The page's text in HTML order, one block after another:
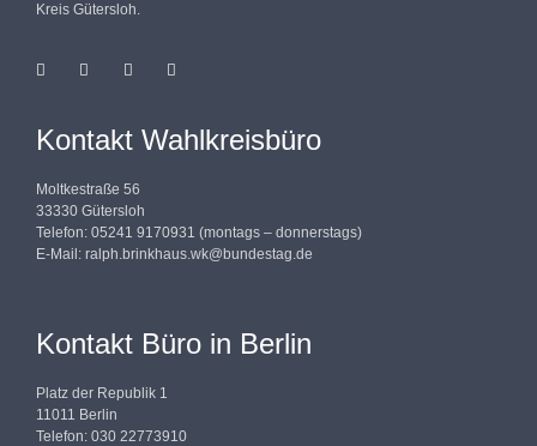
Kreis Gütersloh.
Kontakt Wahlkreisbüro
Moltkestraße 56
33330 Gütersloh
Telefon: 05241 9170931 (montags – donnerstags)
E-Mail: ralph.brinkhaus.wk@bundestag.de
Kontakt Büro in Berlin
Platz der Republik 1
11011 Berlin
Telefon: 030 22773910